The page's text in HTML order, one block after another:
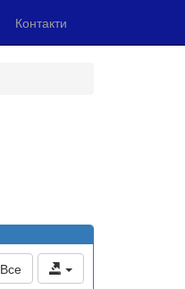
Контакти
Все